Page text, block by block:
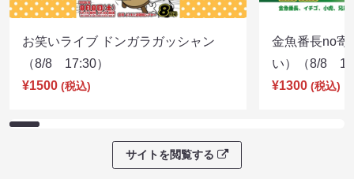
お笑いライブ ドンガラガッシャン
（8/8 17:30）
¥1500 (税込)
金魚番長no寄
い）（8/8
¥1300 (税込)
サイトを閲覧する